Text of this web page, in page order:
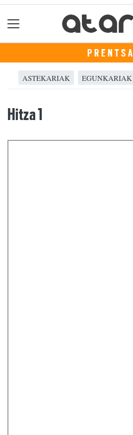
PRENTSA
ASTEKARIAK EGUNKARIAK
Hitza 1